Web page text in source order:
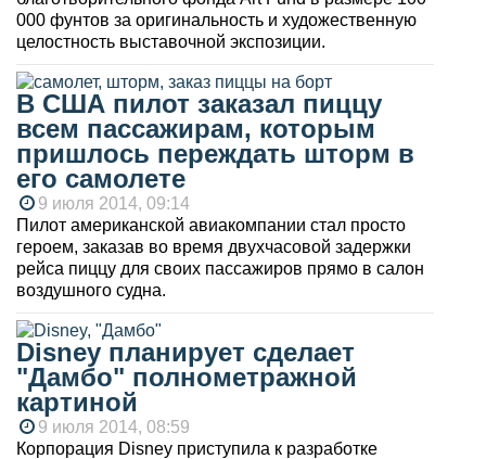
000 фунтов за оригинальность и художественную
целостность выставочной экспозиции.
В США пилот заказал пиццу
всем пассажирам, которым
пришлось переждать шторм в
его самолете
9 июля 2014, 09:14
Пилот американской авиакомпании стал просто
героем, заказав во время двухчасовой задержки
рейса пиццу для своих пассажиров прямо в салон
воздушного судна.
Disney планирует сделает
"Дамбо" полнометражной
картиной
9 июля 2014, 08:59
Корпорация Disney приступила к разработке